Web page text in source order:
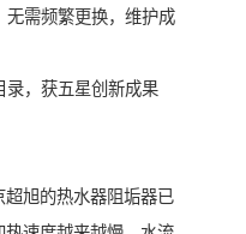
无需频繁更换，维护成
录，获五星创新成果
旭的热水器阻垢器已